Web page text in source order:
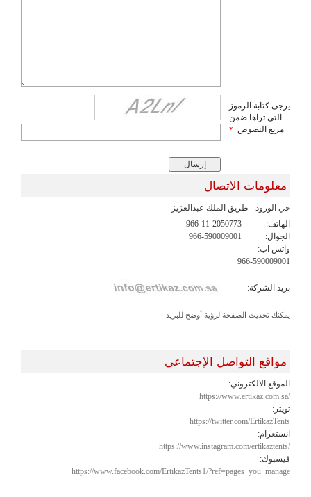
يرجى كتابة الرموز
التي تراها ضمن
مربع النصوص *
معلومات الاتصال
حي الورود - طريق الملك عبدالعزيز
الهاتف:
966-11-2050773
الجوال:
966-590009001
واتس اب:
966-590009001
بريد الشركة:
يمكنك تحديث الصفحة لرؤية أوضح للبريد
مواقع التواصل الإجتماعي
الموقع الالكتروني:
https://www.ertikaz.com.sa/
تويتر:
https://twitter.com/ErtikazTents
انستغرام:
https://www.instagram.com/ertikaztents/
فيسبوك:
https://www.facebook.com/ErtikazTents1/?ref=pages_you_manage